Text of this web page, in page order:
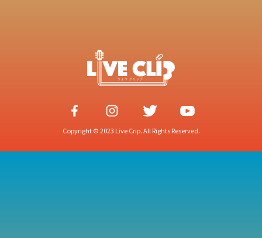
Copyright © 2023 Live Crip. All Rights Reserved.